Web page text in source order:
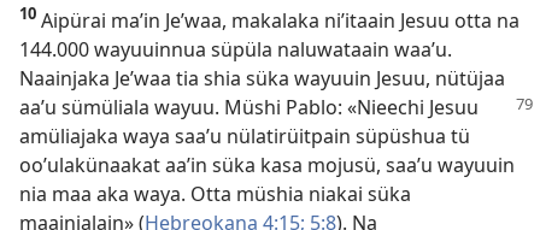
10 Aipürai maʼin Jeʼwaa, makalaka niʼitaain Jesuu otta na
144.000 wayuuinnua süpüla naluwataain waaʼu.
Naainjaka Jeʼwaa tia shia süka wayuuin Jesuu, nütüjaa
aaʼu sümüliala wayuu. Müshi Pablo: «Nieechi Jesuu
amüliajaka waya saaʼu nülatirüitpain süpüshua tü
ooʼulakünaakat aaʼin süka kasa mojusü, saaʼu wayuuin
nia maa aka waya. Otta müshia niakai süka
maainjalain» (Hebreokana 4:15; 5:8). Na